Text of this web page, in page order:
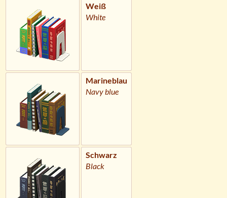
Weiß
White
Marineblau
Navy blue
Schwarz
Black